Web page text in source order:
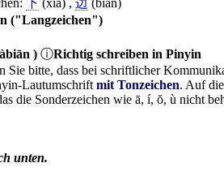
下 (xia) , 边 (bian)
("Langzeichen")
) ⓘRichtig schreiben in Pinyin
Sie bitte, dass bei schriftlicher
Lautumschrift mit Tonzeichen. Auf
die Sonderzeichen wie ā, í, ŏ, ù nicht
unten.